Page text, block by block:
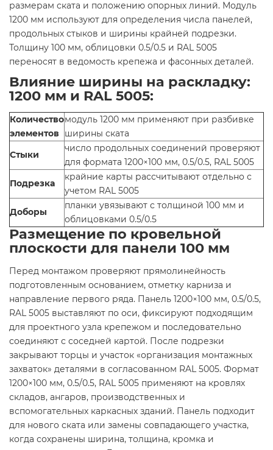
размерам ската и положению опорных линий. Модуль
1200 мм используют для определения числа панелей,
продольных стыков и ширины крайней подрезки.
Толщину 100 мм, облицовки 0.5/0.5 и RAL 5005
переносят в ведомость крепежа и фасонных деталей.
Влияние ширины на раскладку:
1200 мм и RAL 5005:
Количество
элементов
модуль 1200 мм применяют при разбивке
ширины ската
Стыки
число продольных соединений проверяют
для формата 1200×100 мм, 0.5/0.5, RAL 5005
Подрезка
крайние карты рассчитывают отдельно с
учетом RAL 5005
Доборы
планки увязывают с толщиной 100 мм и
облицовками 0.5/0.5
Размещение по кровельной
плоскости для панели 100 мм
Перед монтажом проверяют прямолинейность
подготовленным основанием, отметку карниза и
направление первого ряда. Панель 1200×100 мм, 0.5/0.5,
RAL 5005 выставляют по оси, фиксируют подходящим
для проектного узла крепежом и последовательно
соединяют с соседней картой. После подрезки
закрывают торцы и участок «организация монтажных
захваток» деталями в согласованном RAL 5005. Формат
1200×100 мм, 0.5/0.5, RAL 5005 применяют на кровлях
складов, ангаров, производственных и
вспомогательных каркасных зданий. Панель подходит
для нового ската или замены совпадающего участка,
когда сохранены ширина, толщина, кромка и